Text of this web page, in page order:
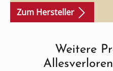
Zum Hersteller
Produktgalerie
Weitere